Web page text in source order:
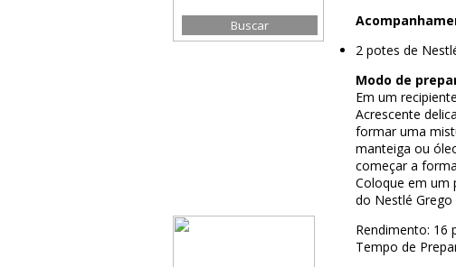
2 potes de
Modo de
Em um
Acrescente
formar uma
manteiga ou
começar a
Coloque em um
do Nestlé Grego
Rendimento: 16
Tempo de